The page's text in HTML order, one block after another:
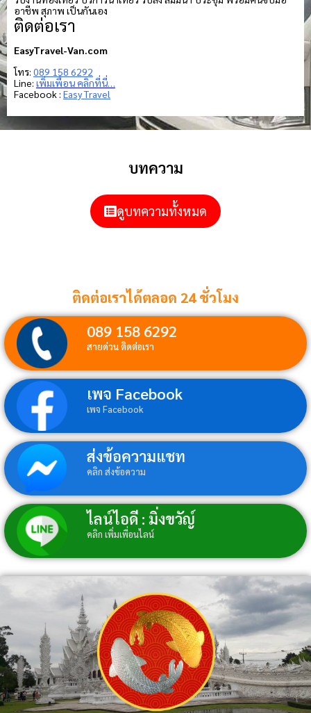
อาชีพ สุภาพ เป็นกันเอง
ติดต่อเรา
EasyTravel-Van.com
โทร: 089 158 6292
Line: เพิ่มเพื่อน คลิกที่นี่…
Facebook : Easy Travel
บทความ
ดูบทความทั้งหมด
ติดต่อเราได้ตลอด 24 ชั่วโมง
089 158 6292
สายด่วน ติดต่อเรา
เพจ Facebook
เพจ Facebook
ส่งข้อความแชท
คลิก ส่งข้อความ
ไลน์ไอดี : มิ่งขวัญ์
คลิก เพิ่มเพื่อนไลน์